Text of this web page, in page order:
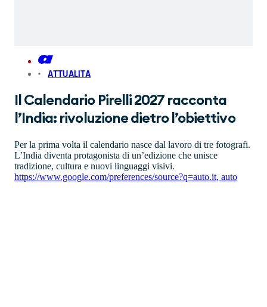
ATTUALITA
Il Calendario Pirelli 2027 racconta
l’India: rivoluzione dietro l’obiettivo
Per la prima volta il calendario nasce dal lavoro di tre fotografi.
L’India diventa protagonista di un’edizione che unisce
tradizione, cultura e nuovi linguaggi visivi.
https://www.google.com/preferences/source?q=auto.it, auto